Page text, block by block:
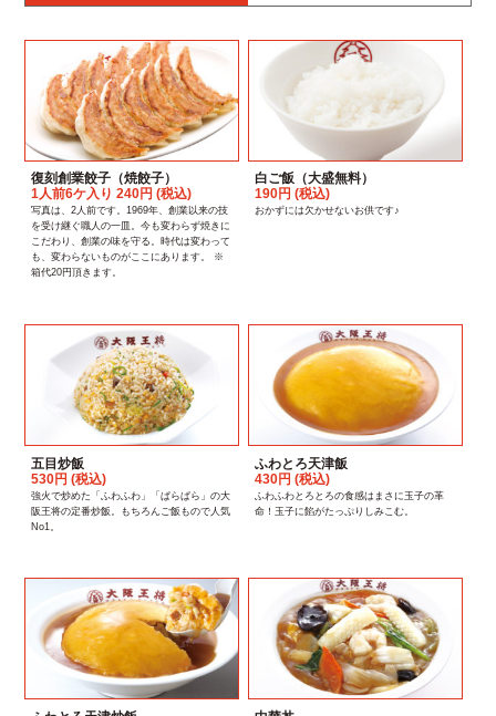
復刻創業餃子（焼餃子）
1人前6ケ入り 240円 (税込)
写真は、2人前です。1969年、創業以来の技
を受け継ぐ職人の一皿。今も変わらず焼きに
こだわり、創業の味を守る。時代は変わって
も、変わらないものがここにあります。 ※
箱代20円頂きます。
白ご飯（大盛無料）
190円 (税込)
おかずには欠かせないお供です♪
五目炒飯
530円 (税込)
強火で炒めた「ふわふわ」「ぱらぱら」の大
阪王将の定番炒飯。もちろんご飯もので人気
No1。
ふわとろ天津飯
430円 (税込)
ふわふわとろとろの食感はまさに玉子の革
命！玉子に餡がたっぷりしみこむ。